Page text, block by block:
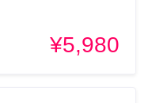
¥5,980